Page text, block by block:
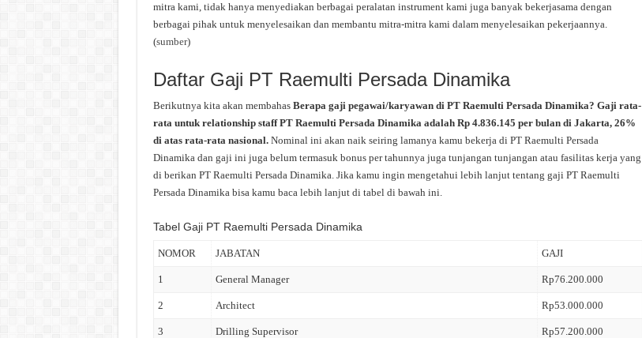
mitra kami, tidak hanya menyediakan berbagai peralatan instrument kami juga banyak bekerjasama dengan
berbagai pihak untuk menyelesaikan dan membantu mitra-mitra kami dalam menyelesaikan pekerjaannya.
(sumber)
Daftar Gaji PT Raemulti Persada Dinamika
Berikutnya kita akan membahas Berapa gaji pegawai/karyawan di PT Raemulti Persada Dinamika? Gaji rata-
rata untuk relationship staff PT Raemulti Persada Dinamika adalah Rp 4.836.145 per bulan di Jakarta, 26%
di atas rata-rata nasional. Nominal ini akan naik seiring lamanya kamu bekerja di PT Raemulti Persada
Dinamika dan gaji ini juga belum termasuk bonus per tahunnya juga tunjangan tunjangan atau fasilitas kerja yang
di berikan PT Raemulti Persada Dinamika. Jika kamu ingin mengetahui lebih lanjut tentang gaji PT Raemulti
Persada Dinamika bisa kamu baca lebih lanjut di tabel di bawah ini.
Tabel Gaji PT Raemulti Persada Dinamika
NOMOR JABATAN GAJI
1 General Manager Rp76.200.000
2 Architect Rp53.000.000
3 Drilling Supervisor Rp57.200.000